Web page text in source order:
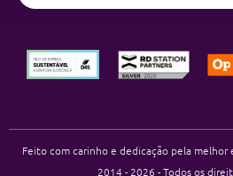
Feito com carinho e dedicação pela
2014 - 2026 - Todos os